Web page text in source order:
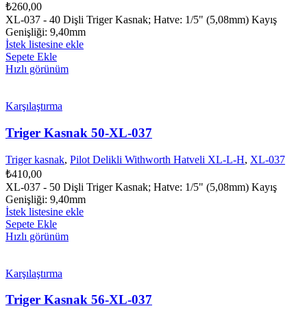
₺260,00
XL-037 - 40 Dişli Triger Kasnak; Hatve: 1/5" (5,08mm) Kayış
Genişliği: 9,40mm
İstek listesine ekle
Sepete Ekle
Hızlı görünüm
Karşılaştırma
Triger Kasnak 50-XL-037
Triger kasnak, Pilot Delikli Withworth Hatveli XL-L-H, XL-037
₺410,00
XL-037 - 50 Dişli Triger Kasnak; Hatve: 1/5" (5,08mm) Kayış
Genişliği: 9,40mm
İstek listesine ekle
Sepete Ekle
Hızlı görünüm
Karşılaştırma
Triger Kasnak 56-XL-037